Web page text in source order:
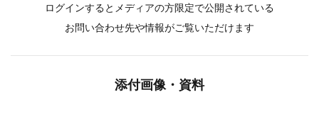
ログインするとメディアの方限定で公開されている
お問い合わせ先や情報がご覧いただけます
添付画像・資料